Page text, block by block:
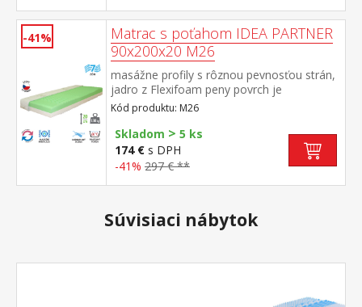
-41%
Matrac s poťahom IDEA PARTNER
90x200x20 M26
masážne profily s rôznou pevnosťou strán,
jadro z Flexifoam peny povrch je
vyprofilovaný do 7 anatomických zón na
oboch stranách tvrdá (biela) a mäkká
(svetlo zelená) strana vhodný pre všetky
typy roštov vhodný pre alergikov, poťah
snímateľný a prateľný do 60 °C odporúčaná
Kód produktu: M26
Skladom > 5 ks
174 € s DPH
-41% 297 € **
Súvisiaci nábytok